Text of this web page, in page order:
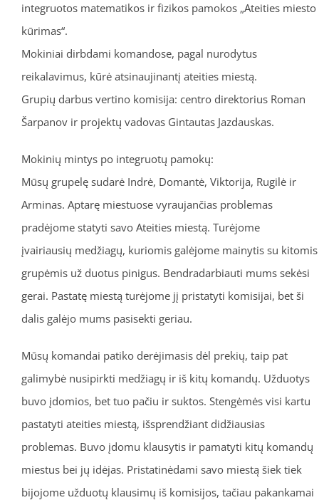
integruotos matematikos ir fizikos pamokos „Ateities miesto
kūrimas“.
Mokiniai dirbdami komandose, pagal nurodytus
reikalavimus, kūrė atsinaujinantį ateities miestą.
Grupių darbus vertino komisija: centro direktorius Roman
Šarpanov ir projektų vadovas Gintautas Jazdauskas.
Mokinių mintys po integruotų pamokų:
Mūsų grupelę sudarė Indrė, Domantė, Viktorija, Rugilė ir
Arminas. Aptarę miestuose vyraujančias problemas
pradėjome statyti savo Ateities miestą. Turėjome
įvairiausių medžiagų, kuriomis galėjome mainytis su kitomis
grupėmis už duotus pinigus. Bendradarbiauti mums sekėsi
gerai. Pastatę miestą turėjome jį pristatyti komisijai, bet ši
dalis galėjo mums pasisekti geriau.
Mūsų komandai patiko derėjimasis dėl prekių, taip pat
galimybė nusipirkti medžiagų ir iš kitų komandų. Užduotys
buvo įdomios, bet tuo pačiu ir suktos. Stengėmės visi kartu
pastatyti ateities miestą, išsprendžiant didžiausias
problemas. Buvo įdomu klausytis ir pamatyti kitų komandų
miestus bei jų idėjas. Pristatinėdami savo miestą šiek tiek
bijojome užduotų klausimų iš komisijos, tačiau pakankamai